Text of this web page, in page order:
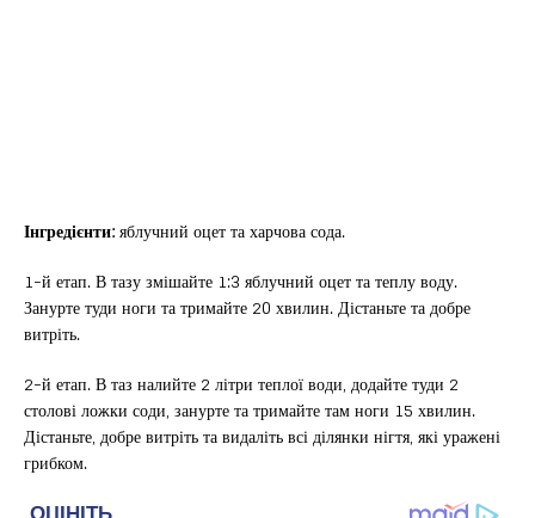
Інгредієнти:яблучний оцет та харчова сода.
1-й етап. В тазу змішайте 1:3 яблучний оцет та теплу воду.
Занурте туди ноги та тримайте 20 хвилин. Дістаньте та добре
витріть.
2-й етап. В таз налийте 2 літри теплої води, додайте туди 2
столові ложки соди, занурте та тримайте там ноги 15 хвилин.
Дістаньте, добре витріть та видаліть всі ділянки нігтя, які уражені
грибком.